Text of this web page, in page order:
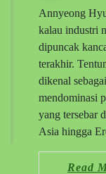
Annyeong
kalau industri
dipuncak
terakhir.
dikenal
mendominasi
yang tersebar
Asia hingga
Read